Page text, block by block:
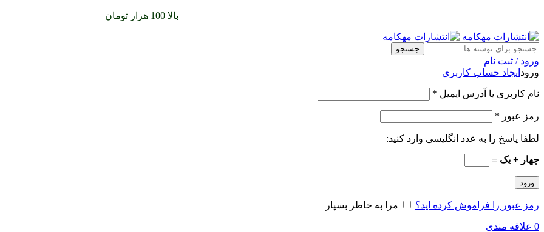
بالا 100 هزار تومان
جستجو
ورود / ثبت نام
ورود ایجاد حساب کاربری
نام کاربری یا آدرس ایمیل *
رمز عبور *
لطفا پاسخ را به عدد انگلیسی وارد کنید:
چهار + یک =
ورود
رمز عبور را فراموش کرده اید؟ مرا به خاطر بسپار
0 علاقه مندی